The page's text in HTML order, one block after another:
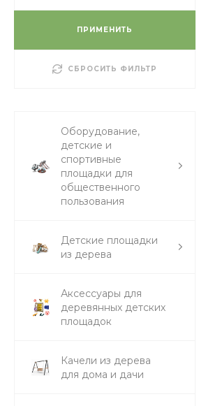
ПРИМЕНИТЬ
СБРОСИТЬ ФИЛЬТР
Оборудование,
детские и
спортивные
площадки для
общественного
пользования
Детские площадки
из дерева
Аксессуары для
деревянных детских
площадок
Качели из дерева
для дома и дачи